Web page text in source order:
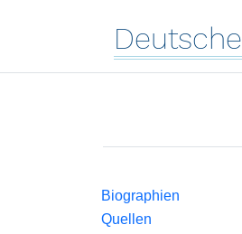
Deutsche
Biographien
Quellen